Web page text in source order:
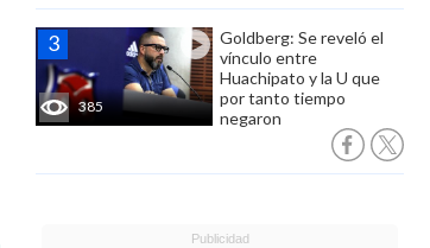
385
Goldberg: Se reveló el
vínculo entre
Huachipato y la U que
por tanto tiempo
negaron